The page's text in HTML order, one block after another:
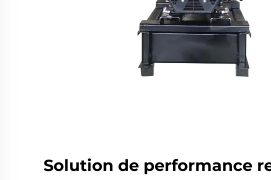
Solution de performance